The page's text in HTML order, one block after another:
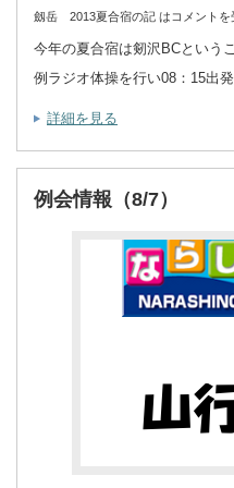
劔岳 2013夏合宿の記 は コメント
今年の夏合宿は剱沢BCという
例ラジオ体操を行い08：15出
詳細を見る
例会情報（8/7）